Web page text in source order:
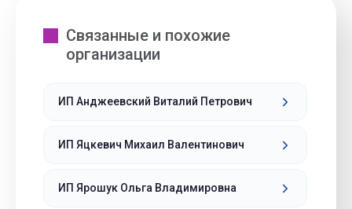
Связанные и похожие
организации
ИП Анджеевский Виталий Петрович
ИП Яцкевич Михаил Валентинович
ИП Ярошук Ольга Владимировна